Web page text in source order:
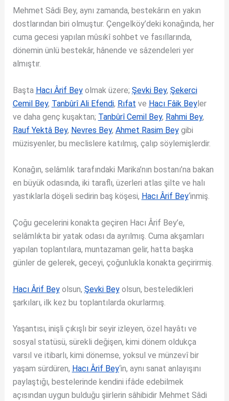
Mehmet Sâdi Bey, aynı zamanda, bestekârın en yakın
dostlarından biri olmuştur. Çengelköy’deki konağında, her
cuma gecesi yapılan mûsıkî sohbet ve fasıllarında,
dönemin ünlü bestekâr, hânende ve sâzendeleri yer
almıştır.
Başta Hacı Ârif Beyolmak üzere; Şevki Bey, Şekerci
Cemil Bey, Tanbûrî Ali Efendi, Rıfat ve Hacı Fâik Beyler
ve daha genç kuşaktan; Tanbûrî Cemil Bey, Rahmi Bey,
Rauf Yektâ Bey, Nevres Bey, Ahmet Rasim Beygibi
müzisyenler, bu meclislere katılmış, çalıp söylemişlerdir.
Konağın, selâmlık tarafındaki Marika’nın bostanı’na bakan
en büyük odasında, iki taraflı, üzerleri atlas şilte ve halı
yastıklarla döşeli sedirin baş köşesi, Hacı Ârif Bey‘inmiş.
Çoğu gecelerini konakta geçiren Hacı Ârif Bey’e,
selâmlıkta bir yatak odası da ayrılmış. Cuma akşamları
yapılan toplantılara, muntazaman gelir, hatta başka
günler de gelerek, geceyi, çoğunlukla konakta geçirirmiş.
Hacı Ârif Beyolsun, Şevki Beyolsun, besteledikleri
şarkıları, ilk kez bu toplantılarda okurlarmış.
Yaşantısı, inişli çıkışlı bir seyir izleyen, özel hayâtı ve
sosyal statüsü, sürekli değişen, kimi dönem oldukça
varsıl ve itibarlı, kimi dönemse, yoksul ve münzevî bir
yaşam sürdüren, Hacı Ârif Bey‘in, aynı sanat anlayışını
paylaştığı, bestelerinde kendini ifâde edebilmek
açısından uygun bulduğu şiirlerin sâhibidir Mehmet Sâdi